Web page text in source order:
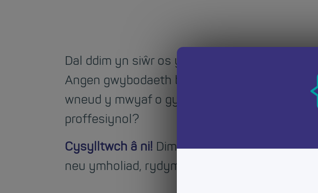
Dal ddim yn siŵr os ydy'r swydd yn iawn i chi?
Angen gwybodaeth bellach, neu gyngor ar sut i
wneud y mwyaf o gyfleoedd dysgu
proffesiynol?
Cysylltwch â ni! Dim ots beth yw’ch cwestiwn
neu ymholiad, rydym ni am glywed gennych.